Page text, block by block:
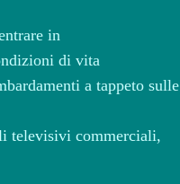
in
di vita
a tappeto sulle
televisivi commerciali,